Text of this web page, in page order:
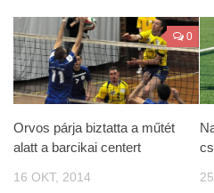
0
Orvos párja biztatta a műtét
alatt a barcikai centert
16 OKT, 2014